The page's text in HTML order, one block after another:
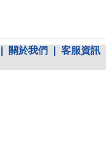
關於我們
客服資訊